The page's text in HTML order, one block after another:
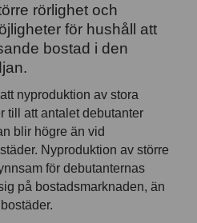
rörlighet och
för hushåll att
bostad i den
nyproduktion av stora
till att antalet debutanter
blir högre än vid
Nyproduktion av större
för debutanternas
på bostadsmarknaden, än